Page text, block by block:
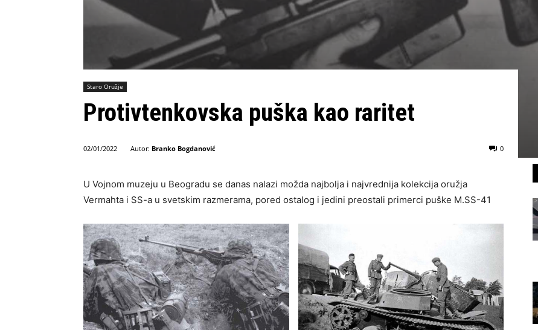
Staro Oružje
Protivtenkovska puška kao raritet
02/01/2022 Autor: Branko Bogdanović 0
U Vojnom muzeju u Beogradu se danas nalazi možda najbolja i najvrednija kolekcija oružja
Vermahta i SS-a u svetskim razmerama, pored ostalog i jedini preostali primerci puške M.SS-41